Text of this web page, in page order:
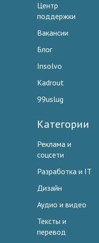
Центр
поддержки
Вакансии
Блог
Insolvo
Kadrout
99uslug
Категории
Реклама и
соцсети
Разработка и IT
Дизайн
Аудио и видео
Тексты и
перевод